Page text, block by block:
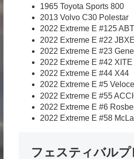
1965 Toyota Sports 800
2013 Volvo C30 Polestar
2022 Extreme E #125
2022 Extreme E #22 JBXE
2022 Extreme E #23
2022 Extreme E #42
2022 Extreme E #44 X44
2022 Extreme E #5
2022 Extreme E #55
2022 Extreme E #6
2022 Extreme E #58
フェスティバルプ